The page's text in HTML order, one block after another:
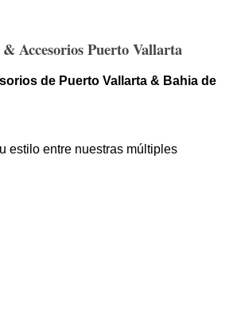
Accesorios Puerto Vallarta
de Puerto Vallarta & Bahia de
estilo entre nuestras múltiples